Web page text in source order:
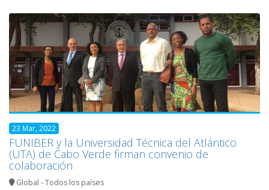
23 Mar, 2022
FUNIBER y la Universidad Técnica del Atlántico
(UTA) de Cabo Verde firman convenio de
colaboración
Global - Todos los países